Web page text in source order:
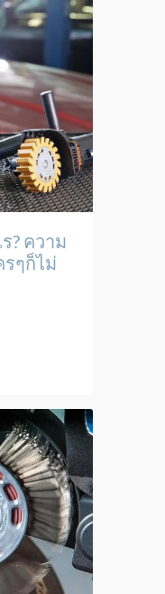
? ความ
ๆก็ไม่